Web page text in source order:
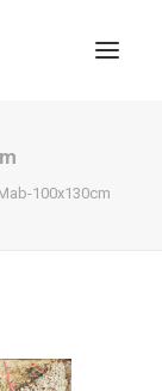
100x130cm